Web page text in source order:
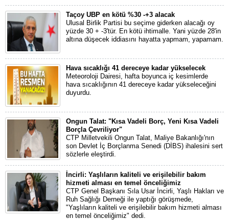
Taçoy UBP en kötü %30 -+3 alacak
Ulusal Birlik Partisi bu seçime giderken alacağı oy
yüzde 30 + -3'tür. En kötü ihtimalle. Yani yüzde 28'in
altına düşecek iddiasını hayatta yapmam, yapamam.
Hava sıcaklığı 41 dereceye kadar yükselecek
Meteoroloji Dairesi, hafta boyunca iç kesimlerde
hava sıcaklığının 41 dereceye kadar yükseleceğini
duyurdu.
Ongun Talat: "Kısa Vadeli Borç, Yeni Kısa Vadeli
Borçla Çevriliyor"
CTP Milletvekili Ongun Talat, Maliye Bakanlığı'nın
son Devlet İç Borçlanma Senedi (DİBS) ihalesini sert
sözlerle eleştirdi.
İncirli: Yaşlıların kaliteli ve erişilebilir bakım
hizmeti alması en temel önceliğimiz
CTP Genel Başkanı Sıla Usar İncirli, Yaşlı Hakları ve
Ruh Sağlığı Derneği ile yaptığı görüşmede,
"Yaşlıların kaliteli ve erişilebilir bakım hizmeti alması
en temel önceliğimiz" dedi.